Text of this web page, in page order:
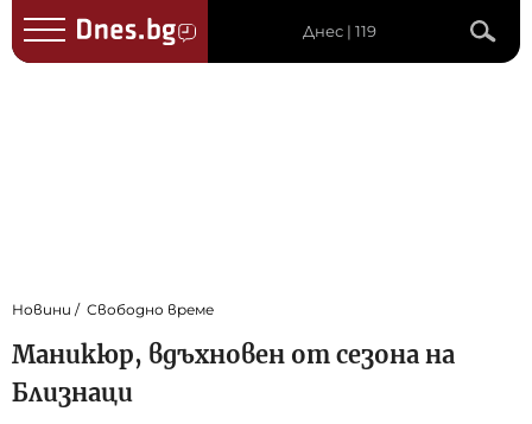
Днес | 119
Новини Свободно време
Маникюр, вдъхновен от сезона на
Близнаци